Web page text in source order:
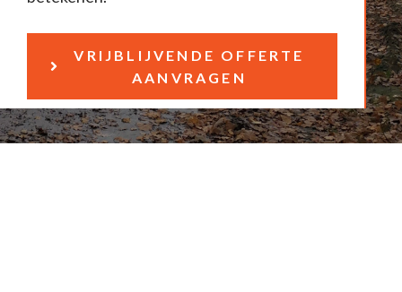
VRIJBLIJVENDE OFFERTE
AANVRAGEN